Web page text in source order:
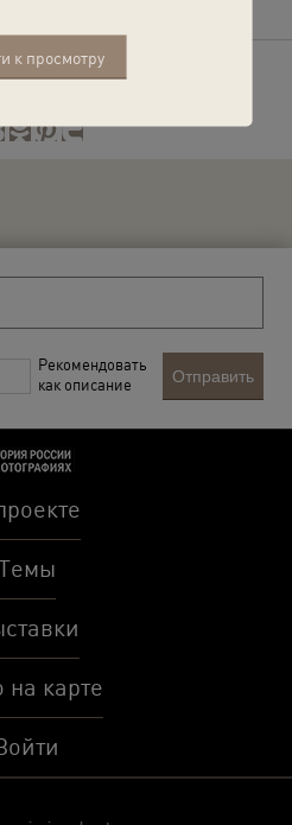
к просмотру
об этом фото
Рекомендовать
как описание
Отправить
на карте